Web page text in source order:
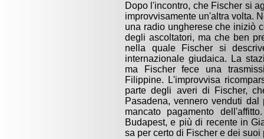
Dopo l'incontro, che Fischer si
improvvisamente un'altra volta.
una radio ungherese che iniziò
degli ascoltatori, ma che ben
nella quale Fischer si
internazionale giudaica. La
ma Fischer fece una
Filippine. L'improvvisa
parte degli averi di Fischer,
Pasadena, vennero venduti
mancato pagamento
Budapest, e più di recente in
sa per certo di Fischer e dei suoi